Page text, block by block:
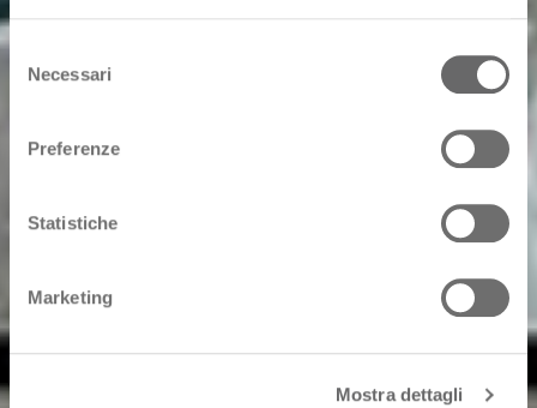
Selezione
delNecessari
Preferenze
Statistiche
Marketing
Mostra dettagli